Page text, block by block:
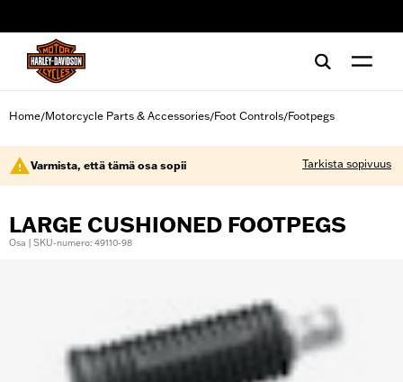
Home/Motorcycle Parts & Accessories/Foot Controls/Footpegs
Varmista, että tämä osa sopii Tarkista sopivuus
LARGE CUSHIONED FOOTPEGS
Osa | SKU-numero: 49110-98